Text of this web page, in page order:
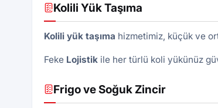
Kolili Yük Taşıma
Kolili yük taşıma hizmetimiz, küçük ve
Feke Lojistikile her türlü koli yükünüz
Frigo ve Soğuk Zincir